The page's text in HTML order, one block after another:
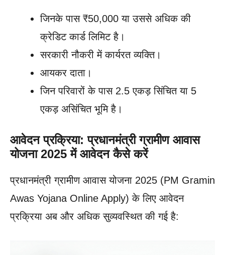
जिनके पास ₹50,000 या उससे अधिक की
क्रेडिट कार्ड लिमिट है।
सरकारी नौकरी में कार्यरत व्यक्ति।
आयकर दाता।
जिन परिवारों के पास 2.5 एकड़ सिंचित या 5
एकड़ असिंचित भूमि है।
आवेदन प्रक्रिया: प्रधानमंत्री ग्रामीण आवास
योजना 2025 में आवेदन कैसे करें
प्रधानमंत्री ग्रामीण आवास योजना 2025 (PM Gramin
Awas Yojana Online Apply) के लिए आवेदन
प्रक्रिया अब और अधिक सुव्यवस्थित की गई है: